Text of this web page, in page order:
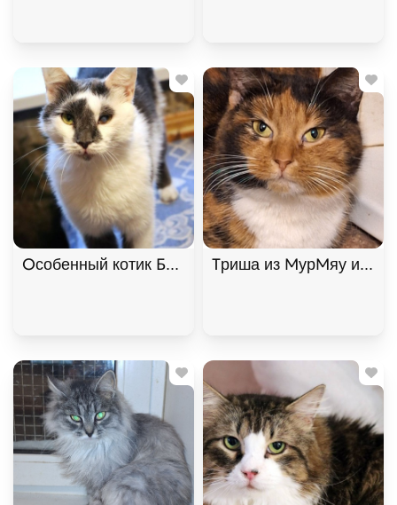
Особенный котик Барсик ищет дом. В дар! ,
Триша из МурМяу ищет